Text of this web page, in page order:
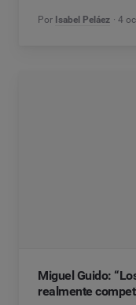
Por Isabel Peláez 4
Miguel Guido:
realmente